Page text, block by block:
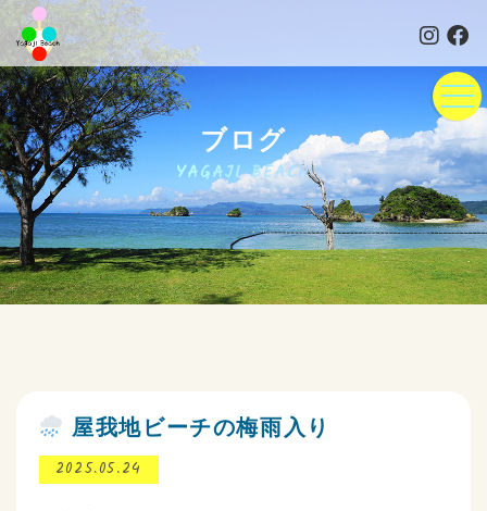
ブログ
YAGAJI BEACH
屋我地ビーチの梅雨入り
2025.05.24